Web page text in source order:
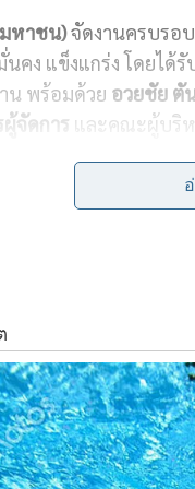
p
y
L
หาชน)จัดงานครบรอบ
คง แข็งแกร่ง โดยได้รั
น พร้อมด้วย อวยชัย ตั
จัดการ และคณะผู้บริห
างไม่หยุดยั้ง เพื่อสร้า
p
y
L